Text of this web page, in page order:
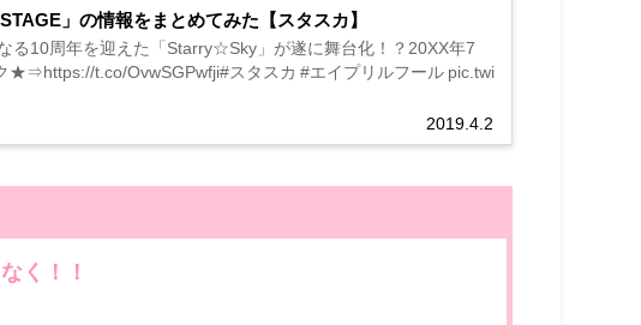
」の情報をまとめてみた【スタスカ】
2019.4.2
10周年を迎えた「Starry☆Sky」が遂に舞台化！？20XX年7
★⇒https://t.co/OvwSGPwfji#スタスカ #エイプリルフール pic.twi
く！！